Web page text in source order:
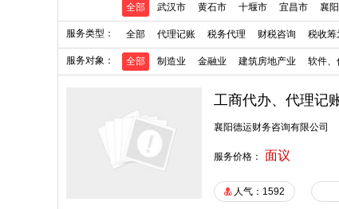
全部 武汉市 黄石市 十堰市 宜昌市 襄
服务类型： 全部 代理记账 税务代理 财税咨询 税收筹
服务对象： 全部 制造业 金融业 建筑房地产业 软件、
工商代办、代理记
襄阳德运财务咨询有限公司
服务价格： 面议
人气：1592